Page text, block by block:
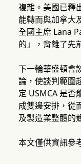
複雜。美國已釋
能轉而與加拿大
全國主席 Lana
的」，背離了先
下一輪華盛頓會
論，使談判範圍
定 USMCA 是否
成雙邊安排，從
及製造業整體的
本文僅供資訊參